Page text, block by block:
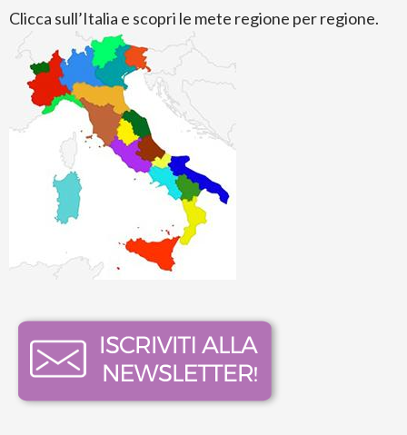
Clicca sull’Italia e scopri le mete regione per regione.